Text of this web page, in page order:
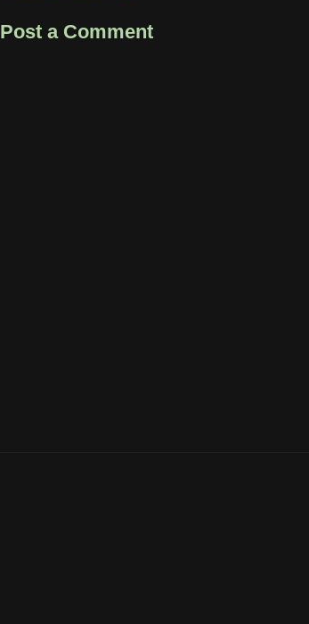
Post a Comment